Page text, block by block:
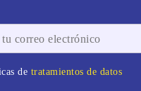
de tratamientos de datos